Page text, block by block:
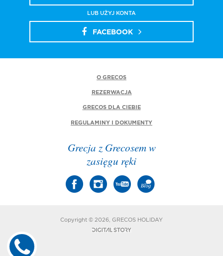
LUB UŻYJ KONTA
FACEBOOK
O GRECOS
REZERWACJA
GRECOS DLA CIEBIE
REGULAMINY I DOKUMENTY
Grecja z Grecosem w
zasięgu ręki
Copyright © 2026, GRECOS HOLIDAY